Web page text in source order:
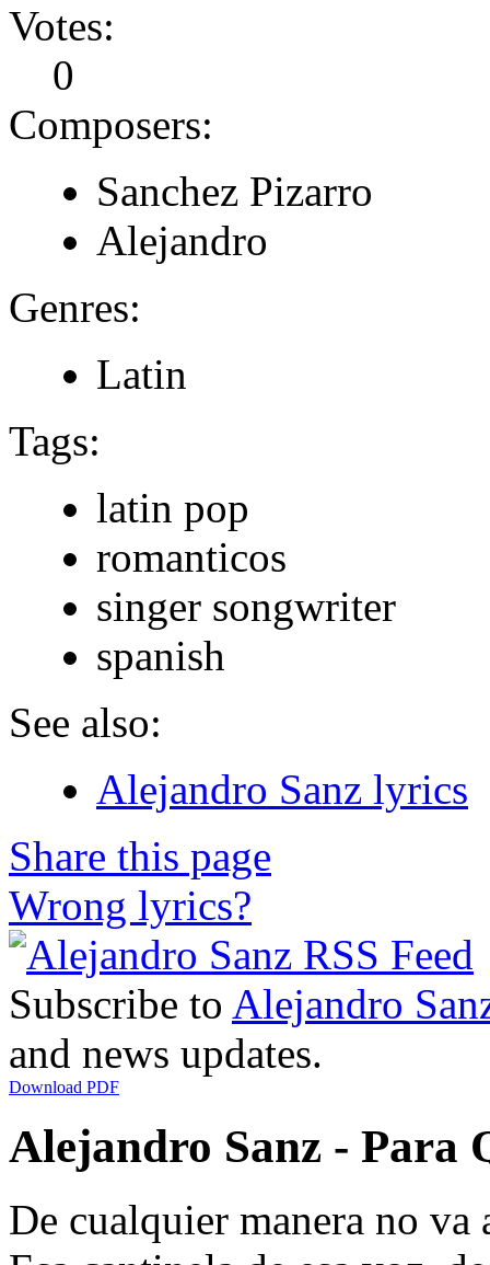
Votes:
0
Composers:
Sanchez Pizarro
Alejandro
Genres:
Latin
Tags:
latin pop
romanticos
singer songwriter
spanish
See also:
Alejandro Sanz lyrics
Share this page
Wrong lyrics?
Subscribe to Alejandro
and news updates.
Download PDF
Alejandro Sanz - Para
De cualquier manera no va